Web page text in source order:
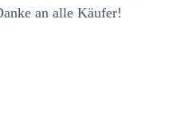
an alle Käufer!